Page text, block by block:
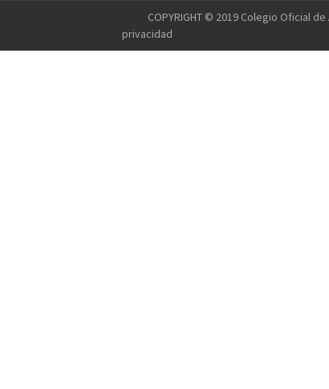
COPYRIGHT © 2019 Colegio Oficial
privacidad